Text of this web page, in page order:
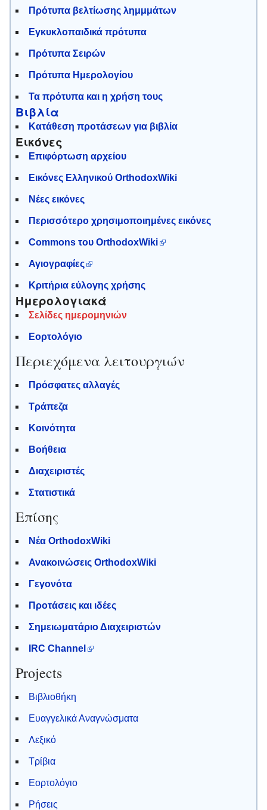
Πρότυπα βελτίωσης λημμμάτων
Εγκυκλοπαιδικά πρότυπα
Πρότυπα Σειρών
Πρότυπα Ημερολογίου
Τα πρότυπα και η χρήση τους
Βιβλία
Κατάθεση προτάσεων για βιβλία
Εικόνες
Επιφόρτωση αρχείου
Εικόνες Ελληνικού OrthodoxWiki
Νέες εικόνες
Περισσότερο χρησιμοποιημένες εικόνες
Commons του OrthodoxWiki
Αγιογραφίες
Κριτήρια εύλογης χρήσης
Ημερολογιακά
Σελίδες ημερομηνιών
Εορτολόγιο
Περιεχόμενα λειτουργιών
Πρόσφατες αλλαγές
Τράπεζα
Κοινότητα
Βοήθεια
Διαχειριστές
Στατιστικά
Επίσης
Νέα OrthodoxWiki
Ανακοινώσεις OrthodoxWiki
Γεγονότα
Προτάσεις και ιδέες
Σημειωματάριο Διαχειριστών
IRC Channel
Projects
Βιβλιοθήκη
Ευαγγελικά Αναγνώσματα
Λεξικό
Τρίβια
Εορτολόγιο
Ρήσεις